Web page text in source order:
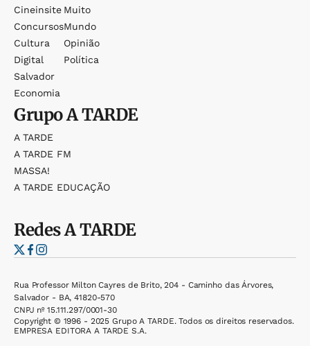
Cineinsite
Concursos
Cultura
Digital
Salvador
Economia
Muito
Mundo
Opinião
Política
GrupoA TARDE
A TARDE
A TARDE FM
MASSA!
A TARDE EDUCAÇÃO
RedesA TARDE
Rua Professor Milton Cayres de Brito, 204 - Caminho das Árvores,
Salvador - BA, 41820-570
CNPJ nº 15.111.297/0001-30
Copyright © 1996 - 2025 Grupo A TARDE. Todos os direitos reservados.
EMPRESA EDITORA A TARDE S.A.